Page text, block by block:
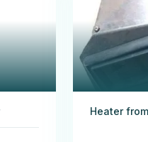
Heater